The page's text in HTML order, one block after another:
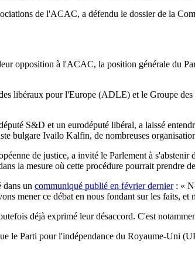
de l'ACAC, a défendu le dossier de la
opposition à l'ACAC, la position générale du
libéraux pour l'Europe (ADLE) et le Groupe
S&D et un eurodéputé libéral, a laissé
bulgare Ivailo Kalfin, de nombreuses
de justice, a invité le Parlement à
la mesure où cette procédure pourrait prendre
dans un communiqué publié en février dernier: «
mener ce débat en nous fondant sur les faits, et
déjà exprimé leur désaccord. C'est
le Parti pour l'indépendance du Royaume-Uni